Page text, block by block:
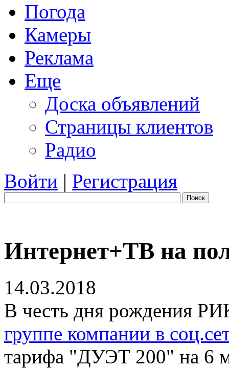
Погода
Камеры
Реклама
Еще
Доска объявлений
Страницы клиентов
Радио
Войти | Регистрация
Поиск
Интернет+ТВ на
14.03.2018
В честь дня рождения
группе компании в
тарифа "ДУЭТ 200" на